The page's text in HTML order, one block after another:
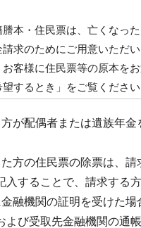
謄本・住民票は、亡くなっ
請求のためにご用意いただ
お客様に住民票等の原本を
望するとき」をご覧ください
配偶者または遺族年金
の住民票の除票は、請
入することで、請求する
機関の証明を受けた場
よび受取先金融機関の通